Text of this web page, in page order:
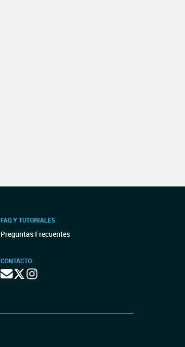
FAQ Y TUTORIALES
Preguntas Frecuentes
CONTACTO